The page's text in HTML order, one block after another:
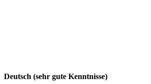
Deutsch (sehr gute Kenntnisse)